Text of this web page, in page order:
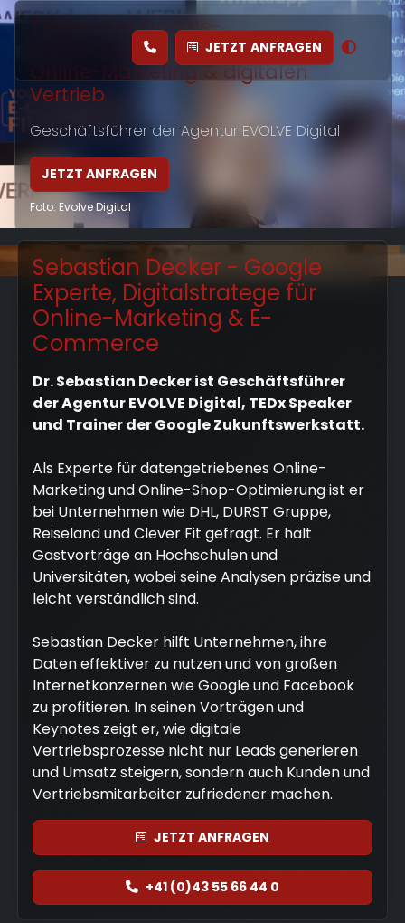
JETZT ANFRAGEN
Trainer der Google-
Zukunftswerkstatt, Experte für
Online-Marketing & digitalen
Vertrieb
Geschäftsführer der Agentur EVOLVE Digital
JETZT ANFRAGEN
Foto: Evolve Digital
Foto: Evolve GmbH
Sebastian Decker - Google
Experte, Digitalstratege für
Online-Marketing & E-
Commerce
Dr. Sebastian Decker ist Geschäftsführer
der Agentur EVOLVE Digital, TEDx Speaker
und Trainer der Google Zukunftswerkstatt.
Als Experte für datengetriebenes Online-
Marketing und Online-Shop-Optimierung ist er
bei Unternehmen wie DHL, DURST Gruppe,
Reiseland und Clever Fit gefragt. Er hält
Gastvorträge an Hochschulen und
Universitäten, wobei seine Analysen präzise und
leicht verständlich sind.
Sebastian Decker hilft Unternehmen, ihre
Daten effektiver zu nutzen und von großen
Internetkonzernen wie Google und Facebook
zu profitieren. In seinen Vorträgen und
Keynotes zeigt er, wie digitale
Vertriebsprozesse nicht nur Leads generieren
und Umsatz steigern, sondern auch Kunden und
Vertriebsmitarbeiter zufriedener machen.
JETZT ANFRAGEN
+41 (0)43 55 66 44 0